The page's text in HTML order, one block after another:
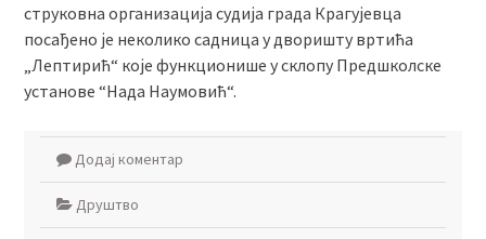
струковна организација судија града Крагујевца
посађeно је неколико садница у дворишту вртића
„Лептирић“ које функционише у склопу Предшколске
установе “Нада Наумовић“.
Додај коментар
Друштво